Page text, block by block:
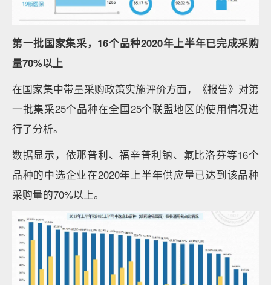
第一批国家集采，16个品种2020年上半年已完成采购
量70%以上
在国家集中带量采购政策实施评价方面，《报告》对第
一批集采25个品种在全国25个联盟地区的使用情况进
行了分析。
数据显示，依那普利、福辛普利钠、氟比洛芬等16个
品种的中选企业在2020年上半年供应量已达到该品种
采购量的70%以上。